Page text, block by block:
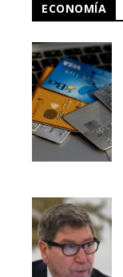
ECONOMÍA